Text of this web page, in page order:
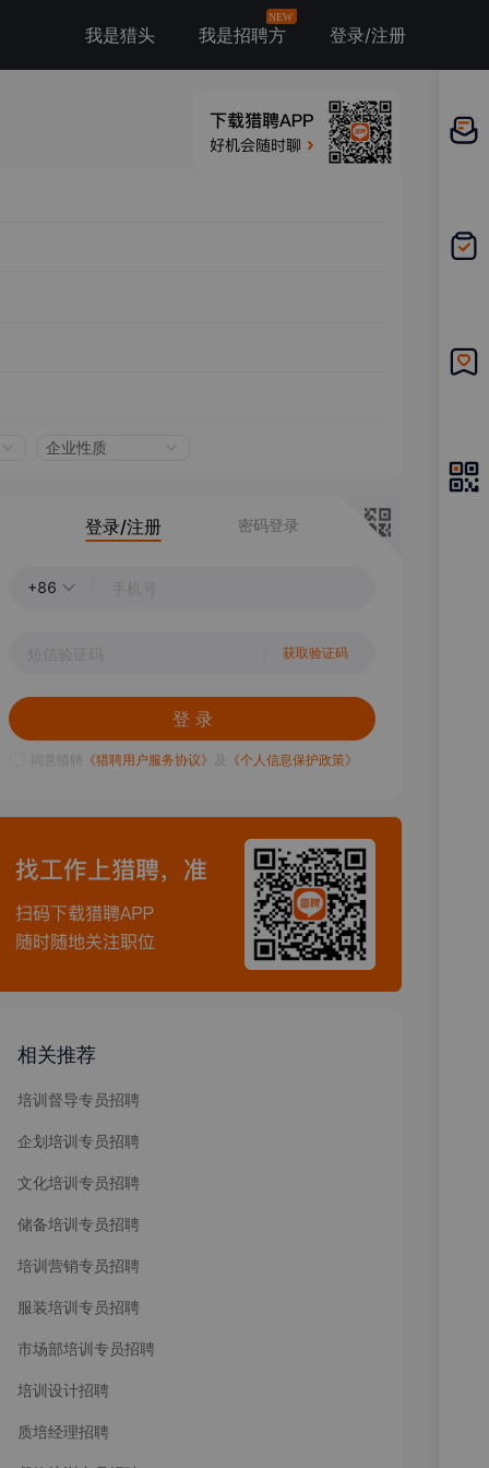
我是猎头 我是招聘方
NEW
登录/注册
企业性质
登录/注册 密码登录
+86
获取验证码
登 录
同意猎聘 《猎聘用户服务协议》 及 《个人信息保护政策》
相关推荐
培训督导专员招聘
企划培训专员招聘
文化培训专员招聘
储备培训专员招聘
培训营销专员招聘
服装培训专员招聘
市场部培训专员招聘
培训设计招聘
质培经理招聘